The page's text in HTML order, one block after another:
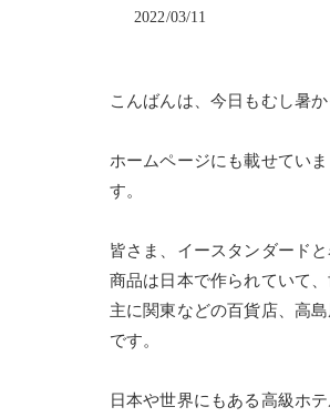
2022/03/11
こんばんは、今日もむし暑か
ホームページにも載せてい
す。
皆さま、イースタンダード
商品は日本で作られていて
主に関東などの百貨店、高
です。
日本や世界にもある高級ホ